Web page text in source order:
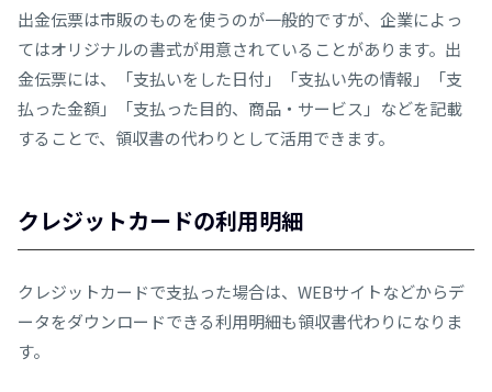
出金伝票は市販のものを使うのが一般的ですが、企業によっ
てはオリジナルの書式が用意されていることがあります。出
金伝票には、「支払いをした日付」「支払い先の情報」「支
払った金額」「支払った目的、商品・サービス」などを記載
することで、領収書の代わりとして活用できます。
クレジットカードの利用明細
クレジットカードで支払った場合は、WEBサイトなどからデ
ータをダウンロードできる利用明細も領収書代わりになりま
す。